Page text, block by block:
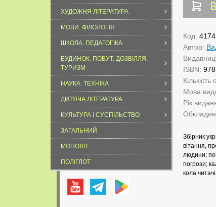
ХУДОЖНЯ ЛІТЕРАТУРА
МОВИ. ФІЛОЛОГІЯ
ШКОЛА. ПЕДАГОГІКА
БУДИНОК. ПОБУТ. ДОЗВІЛЛЯ.
ТУРИЗМ
НАУКА. ТЕХНІКА
ДИТЯЧА ЛІТЕРАТУРА
КУЛЬТУРА І СУСПІЛЬСТВО
ЗАГАЛЬНИЙ
МОНОЛІТ
ПОЛІГЛОТ
Код:
Автор:
ISBN:
Кількість
Мова
Рік
Збірник
вітання,
людини;
погрози;
кола